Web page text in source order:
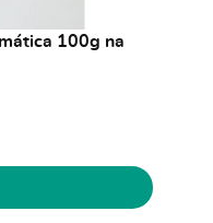
100g na